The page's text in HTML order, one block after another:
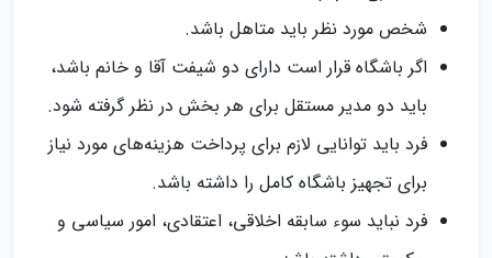
شخص مورد نظر باید متاهل باشد.
اگر باشگاه قرار است دارای دو شیفت آقا و خانم باشد،
باید دو مدیر مستقل برای هر بخش در نظر گرفته شود.
فرد باید توانایی لازم برای پرداخت هزینه‌های مورد نیاز
برای تجهیز باشگاه کامل را داشته باشد.
فرد نباید سوء سابقه اخلاقی، اعتقادی، امور سیاسی و